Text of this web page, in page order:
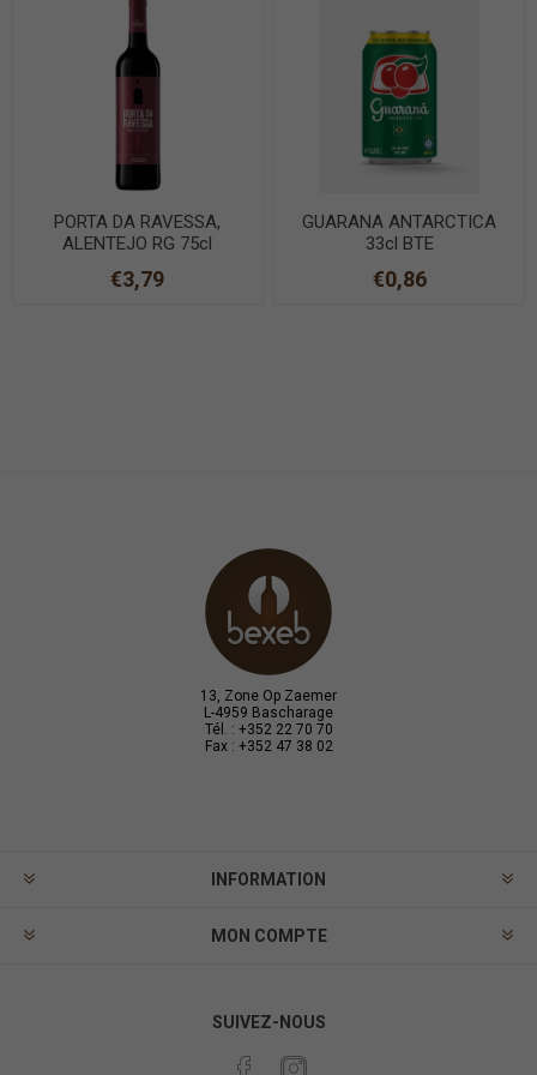
PORTA DA RAVESSA,
ALENTEJO RG 75cl
€3,79
GUARANA ANTARCTICA
33cl BTE
€0,86
13, Zone Op Zaemer
L-4959 Bascharage
Tél. : +352 22 70 70
Fax : +352 47 38 02
INFORMATION
MON COMPTE
SUIVEZ-NOUS